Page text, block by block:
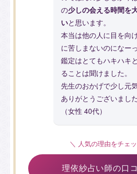
の少しの会える時間を
いと思います。
本当は他の人に目を向
に苦しまないのになー
鑑定はとてもハキハキ
ることは聞けました。
先生のおかげで少し元
ありがとうございまし
（女性 40代）
＼ 人気の理由をチェ
理依紗占い師の口